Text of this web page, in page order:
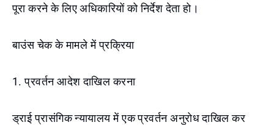
पूरा करने के लिए अधिकारियों को निर्देश देता हो।
बाउंस चेक के मामले में प्रक्रिया
1. प्रवर्तन आदेश दाखिल करना
ड्राई प्रासंगिक न्यायालय में एक प्रवर्तन अनुरोध दाखिल कर